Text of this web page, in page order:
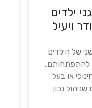
ילדים
ויעיל
של הילדים
להתפתחותם.
או בעל
שניהול נכון